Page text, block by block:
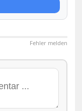
Fehler melden